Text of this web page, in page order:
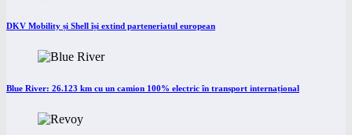
DKV Mobility și Shell își extind parteneriatul european
Blue River: 26.123 km cu un camion 100% electric în transport internațional